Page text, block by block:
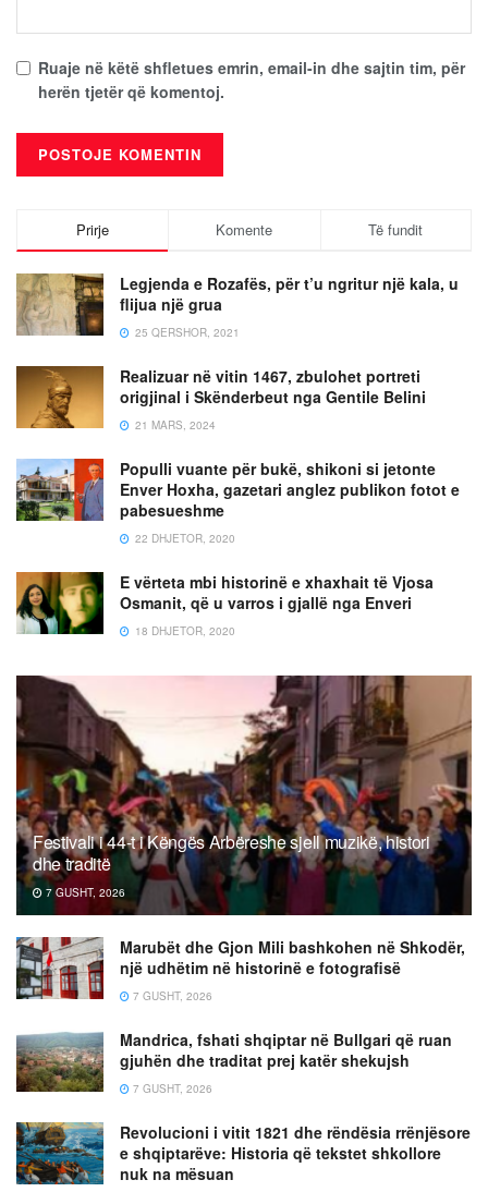
Ruaje në këtë shfletues emrin, email-in dhe sajtin tim, për
herën tjetër që komentoj.
Prirje Komente Të fundit
Legjenda e Rozafës, për t’u ngritur një kala, u
flijua një grua
25 QERSHOR, 2021
Realizuar në vitin 1467, zbulohet portreti
origjinal i Skënderbeut nga Gentile Belini
21 MARS, 2024
Populli vuante për bukë, shikoni si jetonte
Enver Hoxha, gazetari anglez publikon fotot e
pabesueshme
22 DHJETOR, 2020
E vërteta mbi historinë e xhaxhait të Vjosa
Osmanit, që u varros i gjallë nga Enveri
18 DHJETOR, 2020
Festivali i 44-t i Këngës Arbëreshe sjell muzikë, histori
dhe traditë
7 GUSHT, 2026
Marubët dhe Gjon Mili bashkohen në Shkodër,
një udhëtim në historinë e fotografisë
7 GUSHT, 2026
Mandrica, fshati shqiptar në Bullgari që ruan
gjuhën dhe traditat prej katër shekujsh
7 GUSHT, 2026
Revolucioni i vitit 1821 dhe rëndësia rrënjësore
e shqiptarëve: Historia që tekstet shkollore
nuk na mësuan